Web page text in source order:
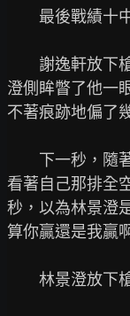
最後戰績十中
謝逸軒放下槍
澄側眸瞥了他一
不著痕跡地偏了
下一秒，隨著
看著自己那排全
秒，以為林景澄
算你贏還是我贏
林景澄放下槍